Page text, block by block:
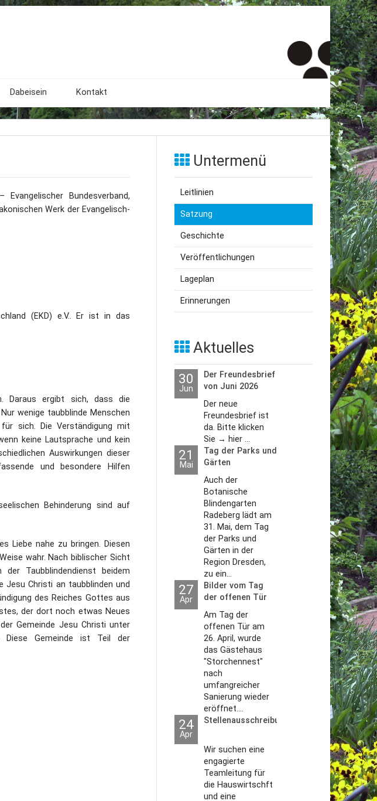
tun
Treffen
Mitgliedschaften
Dabeisein
Freiwilliges Soziales Jahr
Ehrenamtliche Mitarbeit
Patenschaften für taubblinde Menschen
Kontakt
Mitarbeiter
Impressum
Anfahrt
Bundesverband,
Werk der Evangelisch-
(EKD) e.V.. Er ist in das
Daraus ergibt sich, dass die
wenige taubblinde Menschen
sich. Die Verständigung mit
keine Lautsprache und kein
Auswirkungen dieser
und besondere Hilfen
Behinderung sind auf
Liebe nahe zu bringen. Diesen
wahr. Nach biblischer Sicht
Taubblindendienst beidem
Christi an taubblinden und
des Reiches Gottes aus
der dort noch etwas Neues
Gemeinde Jesu Christi unter
Diese Gemeinde ist Teil der
Untermenü
Leitlinien
Satzung
Geschichte
Veröffentlichungen
Lageplan
Erinnerungen
Aktuelles
30
Jun
Der Freundesbrief
von Juni 2026
Der neue
Freundesbrief ist
da. Bitte klicken
Sie → hier ...
21
Mai
Tag der Parks und
Gärten
Auch der
Botanische
Blindengarten
Radeberg lädt am
31. Mai, dem Tag
der Parks und
Gärten in der
Region Dresden,
zu ein...
27
Apr
Bilder vom Tag
der offenen Tür
2026
Am Tag der
offenen Tür am
26. April, wurde
das Gästehaus
"Storchennest"
nach
umfangreicher
Sanierung wieder
eröffnet....
24
Apr
Stellenausschreibungen
Wir suchen eine
engagierte
Teamleitung für
die Hauswirtschft
und eine